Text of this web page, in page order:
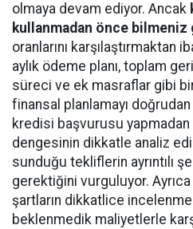
olmaya devam ediyor. Ancak
kullanmadan önce bilmeniz
oranlarını karşılaştırmaktan
aylık ödeme planı, toplam
süreci ve ek masraflar gibi
finansal planlamayı
kredisi başvurusu
dengesinin dikkatle analiz
sunduğu tekliflerin ayrıntılı
gerektiğini vurguluyor.
şartların dikkatlice
beklenmedik maliyetlerle